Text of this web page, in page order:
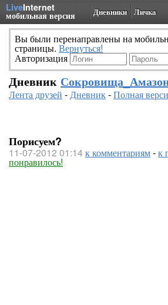
LiveInternet
мобильная версия Дневники Личка
Вы были перенаправлены на
страницы. Вернуться!
Авторизация
Дневник
Лента друзей -Дневник-Полная
Порисуем?
11-07-2012 01:14к комментариям-к
понравилось!